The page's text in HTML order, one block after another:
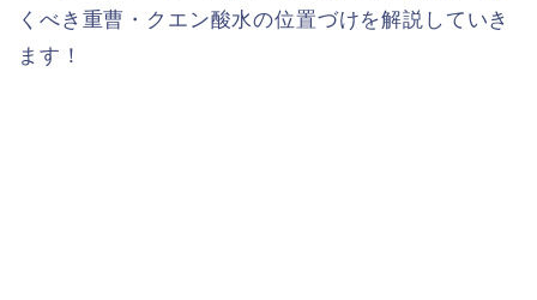
くべき重曹・クエン酸水の位置づけを解説していき
ます！